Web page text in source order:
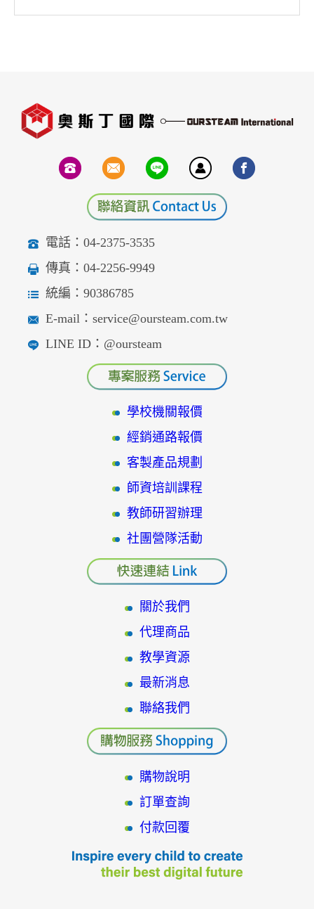
電話：04-2375-3535
傳真：04-2256-9949
統編：90386785
E-mail：service@oursteam.com.tw
LINE ID：@oursteam
學校機關報價
經銷通路報價
客製產品規劃
師資培訓課程
教師研習辦理
社團營隊活動
關於我們
代理商品
教學資源
最新消息
聯絡我們
購物說明
訂單查詢
付款回覆